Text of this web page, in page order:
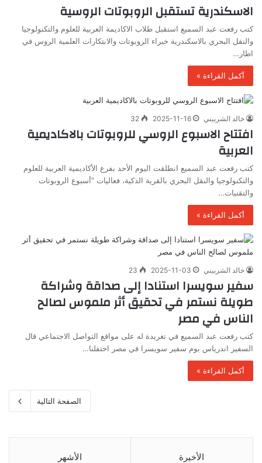
الاسكندرية تستقبل الروبوتات الروسية
كتب رفعت عبد السميع استقبل طلاب الاكاديمة العربية للعلوم والتكنولوجيا
والنقل البحري بالاسكندرية خبراء الروبوتات والابتكارات العلمية الروس في
اطار…
أكمل القراءة »
خالد الشربيني 2025-11-16
32
افتتاح الاسبوع الروسي للروبوتات بالاكاديمية
العربية
كتب رفعت عبد السميع انطلقت اليوم الأحد بفرع الأكاديمية العربية للعلوم
والتكنولوجيا والنقل البحري بالقرية الذكية، فعاليات “أسبوع الروبوتات
والتقنيات…
أكمل القراءة »
خالد الشربيني 2025-11-03
23
سفير سويسرا استنادا إلى صداقة وشراكة
طويلة نستمر في تحقيق أثر ملموس لصالح
الناس في مصر
كتب رفعت عبد السميع في تغريدة له على مواقع التواصل الاجتماعي قال
السفير اندرياس بوم سفير سويسرا في مصر احتفلنا…
أكمل القراءة »
الصفحة التالية
الأخيرة الأشهر